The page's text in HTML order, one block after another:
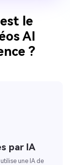
le
AI
?
par IA
une IA de